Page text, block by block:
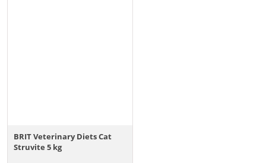
BRIT Veterinary Diets Cat
Struvite 5 kg